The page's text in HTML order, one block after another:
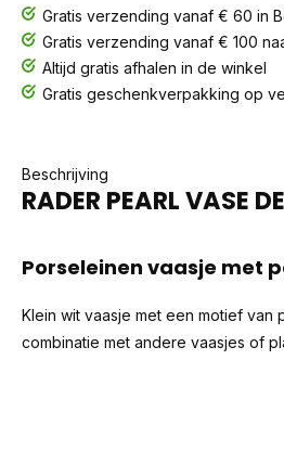
Gratis verzending vanaf € 60 in
Gratis verzending vanaf € 100
Altijd gratis afhalen in de winkel
Gratis geschenkverpakking op
Beschrijving
RADER PEARL VASE
Porseleinen vaasje met
Klein wit vaasje met een motief van
combinatie met andere vaasjes of